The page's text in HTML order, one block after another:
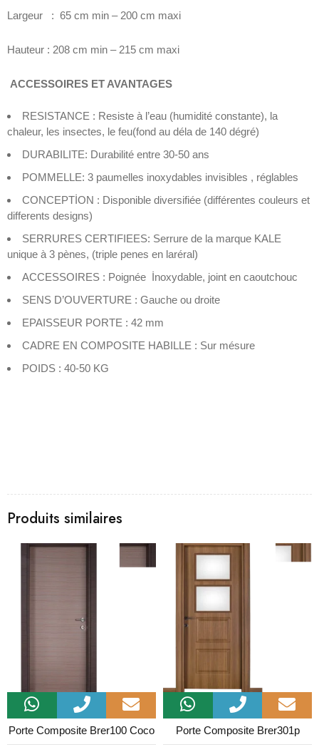
Largeur : 65 cm min – 200 cm maxi
Hauteur : 208 cm min – 215 cm maxi
ACCESSOIRES ET AVANTAGES
RESISTANCE : Resiste à l’eau (humidité constante), la
chaleur, les insectes, le feu(fond au déla de 140 dégré)
DURABILITE: Durabilité entre 30-50 ans
POMMELLE: 3 paumelles inoxydables invisibles , réglables
CONCEPTİON : Disponible diversifiée (différentes couleurs et
differents designs)
SERRURES CERTIFIEES: Serrure de la marque KALE
unique à 3 pènes, (triple penes en laréral)
ACCESSOIRES : Poignée İnoxydable, joint en caoutchouc
SENS D’OUVERTURE : Gauche ou droite
EPAISSEUR PORTE : 42 mm
CADRE EN COMPOSITE HABILLE : Sur mésure
POIDS : 40-50 KG
Produits similaires
Porte Composite Brer100 Coco Porte Composite Brer301p